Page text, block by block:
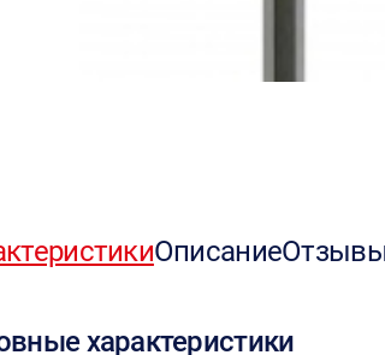
Описание
характеристики